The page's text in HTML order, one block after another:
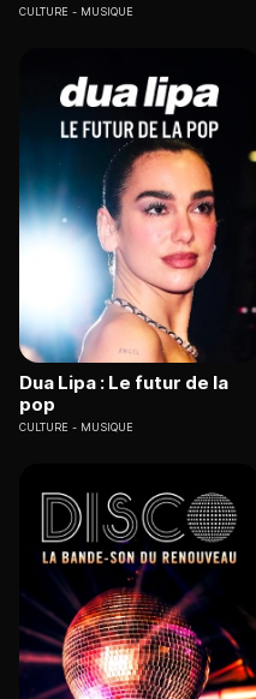
CULTURE MUSIQUE
Dua Lipa : Le futur de la
pop
CULTURE MUSIQUE